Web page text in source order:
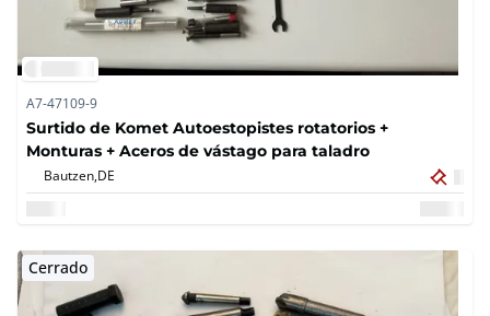
A7-47109-9
Surtido de Komet Autoestopistes rotatorios +
Monturas + Aceros de vástago para taladro
Bautzen,DE
Cerrado